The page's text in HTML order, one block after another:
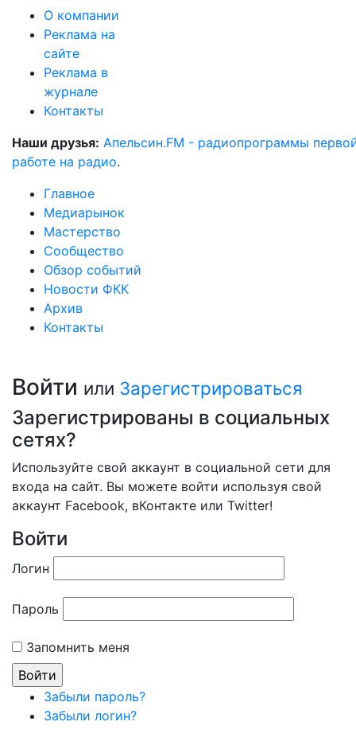
О компании
Реклама на
сайте
Реклама в
журнале
Контакты
Наши друзья: Апельсин.FM - радиопрограммы
работе на радио.
Главное
Медиарынок
Мастерство
Сообщество
Обзор событий
Новости ФКК
Архив
Контакты
Войти или Зарегистрироваться
Зарегистрированы в социальных
сетях?
Используйте свой аккаунт в социальной сети для
входа на сайт. Вы можете войти используя свой
аккаунт Facebook, вКонтакте или Twitter!
Войти
Логин
Пароль
Запомнить меня
Забыли пароль?
Забыли логин?